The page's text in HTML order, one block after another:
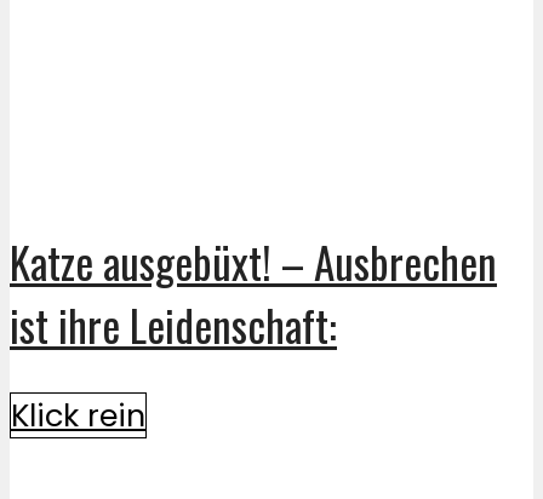
Katze ausgebüxt! – Ausbrechen
ist ihre Leidenschaft:
Klick rein